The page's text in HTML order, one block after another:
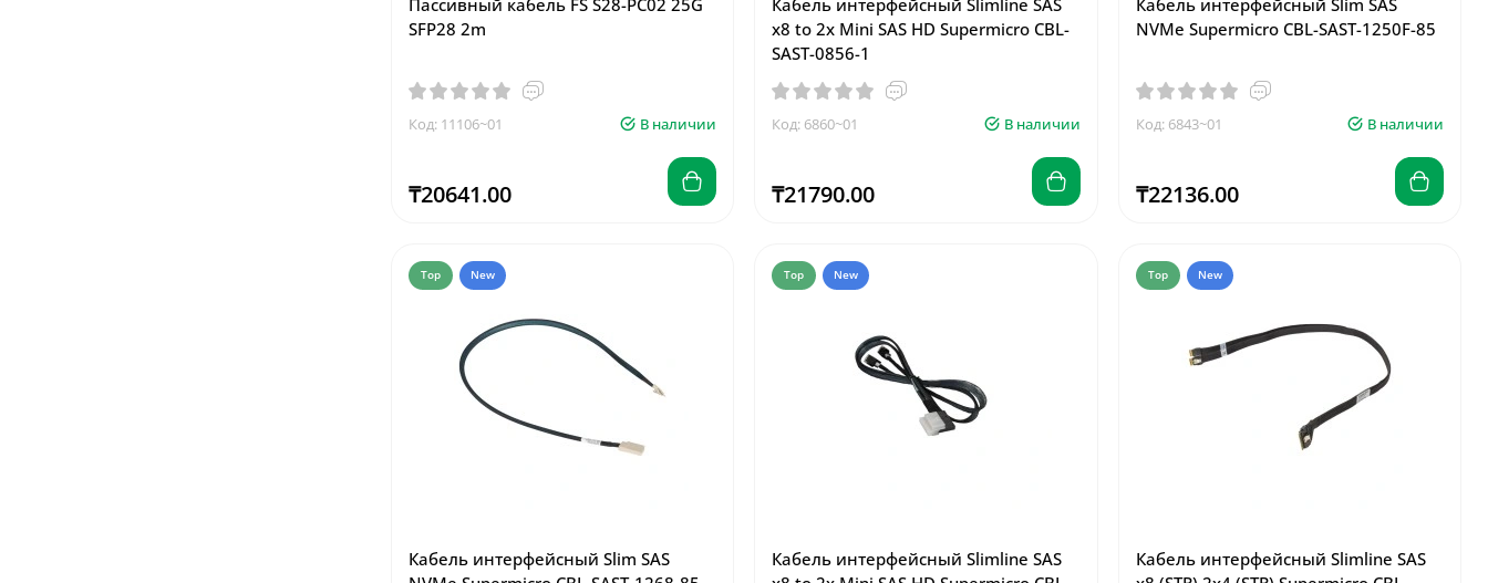
Пассивный кабель FS S28-PC02 25G
SFP28 2m
Код: 11106~01 В наличии
₸20641.00
Кабель интерфейсный Slimline SAS
x8 to 2x Mini SAS HD Supermicro CBL-
SAST-0856-1
Код: 6860~01 В наличии
₸21790.00
Кабель интерфейсный Slim SAS
NVMe Supermicro CBL-SAST-1250F-85
Код: 6843~01 В наличии
₸22136.00
Top New
Кабель интерфейсный Slim SAS
Top New
Кабель интерфейсный Slimline SAS
Top New
Кабель интерфейсный Slimline SAS